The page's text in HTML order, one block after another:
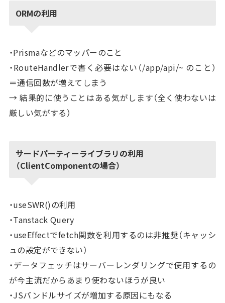
ORMの利用
・Prismaなどのマッパーのこと
・RouteHandlerで書く必要はない（/app/api/~ のこと）
＝通信回数が増えてしまう
→ 結果的に使うことはある気がします（全く使わないは
厳しい気がする）
サードパーティーライブラリの利用
（ClientComponentの場合）
・useSWR()の利用
・Tanstack Query
・useEffectでfetch関数を利用するのは非推奨（キャッシ
ュの設定ができない）
・データフェッチはサーバーレンダリングで使用するの
が今主流だからあまり使わないほうが良い
・JSバンドルサイズが増加する原因にもなる